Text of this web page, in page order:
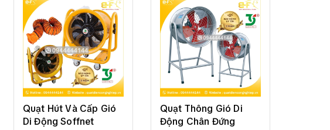
Quạt Hút Và Cấp Gió
Di Động Soffnet
Quạt Thông Gió Di
Động Chân Đứng